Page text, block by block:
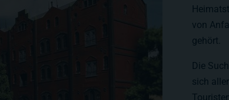
von
gehört.
Die
sich